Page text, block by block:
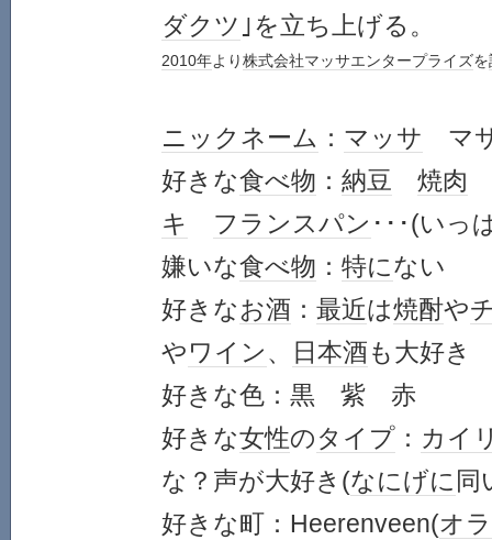
ダクツ ｣を立ち上げる。
2010年より株式会社マッサエンタープライズを
ニックネーム ： マッサ マ
好きな食べ物 ： 納豆 焼肉
キ
フランスパン ･･･(いっ
嫌いな食べ物 ： 特にない
好きなお酒 ： 最近は焼酎や
やワイン、 日本酒も大好き
好きな色：黒 紫 赤
好きな女性のタイプ ： カイ
な？声が大好き(なにげに 同
好きな町：Heerenveen(オ